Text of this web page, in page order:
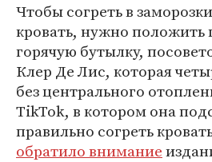
Чтобы согреть в
кровать, нужно положить
горячую бутылку,
Клер Де Лис, которая
без центрального
TikTok, в котором она
правильно согреть
обратило внимание